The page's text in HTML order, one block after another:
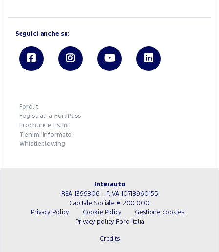
Seguici anche su:
Ford.it
Registrati a FordPass
Brochure e listini
Tienimi informato
Whistleblowing
Interauto
REA 1399806 - P.IVA 10718960155
Capitale Sociale € 200.000
Privacy Policy
Cookie Policy
Gestione cookies
Privacy policy Ford Italia
Credits